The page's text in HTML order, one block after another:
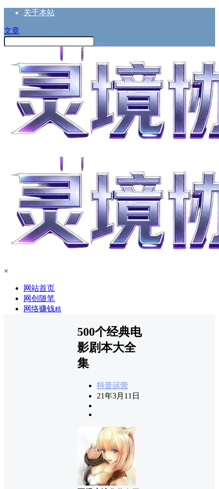
关于本站
文章
×
网站首页
网创随笔
网络赚钱精
500个经典电
影剧本大全
集
抖音运营
21年3月11日